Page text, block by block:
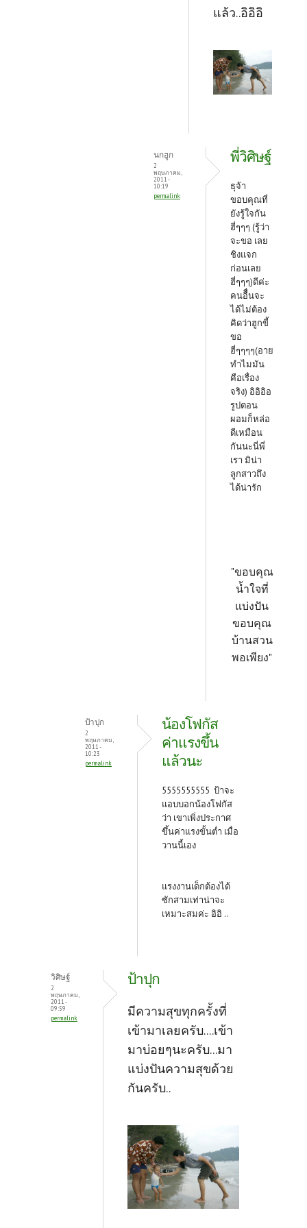
แล้ว..อิอิอิ
นกฮูก
2
พฤษภาคม,
2011 -
10:19
permalink
พี่วิศิษฐ์
ธุจ้า
ขอบคุณที่
ยังรู้ใจกัน
ฮี่ๆๆๆ (รู้ว่า
จะขอ เลย
ชิงแจก
ก่อนเลย
ฮี่ๆๆๆ)ดีค่ะ
คนอืื่นจะ
ได้ไม่ต้อง
คิดว่าฮูกขี้
ขอ
ฮี่ๆๆๆๆ(อาย
ทำไมมัน
คือเรื่อง
จริง) อิอิอิอ
รูปตอน
ผอมก็หล่อ
ดีเหมือน
กันนะนี่พี่
เรา มิน่า
ลูกสาวถึง
ได้น่ารัก
"ขอบคุณ
น้ำใจที่
แบ่งปัน
ขอบคุณ
บ้านสวน
พอเพียง"
ป้าปุก
2
พฤษภาคม,
2011 -
10:23
permalink
น้องโฟกัส
ค่าแรงขึ้น
แล้วนะ
5555555555 ป้าจะ
แอบบอกน้องโฟกัส
ว่า เขาเพิ่งประกาศ
ขึ้นค่าแรงขั้นต่ำ เมื่อ
วานนี้เอง
แรงงานเด็กต้องได้
ซักสามเท่าน่าจะ
เหมาะสมค่ะ อิอิ ..
วิศิษฐ์
2
พฤษภาคม,
2011 -
09:59
permalink
ป้าปุก
มีความสุขทุกครั้งที่
เข้ามาเลยครับ....เข้า
มาบ่อยๆนะครับ...มา
แบ่งปันความสุขด้วย
กันครับ..